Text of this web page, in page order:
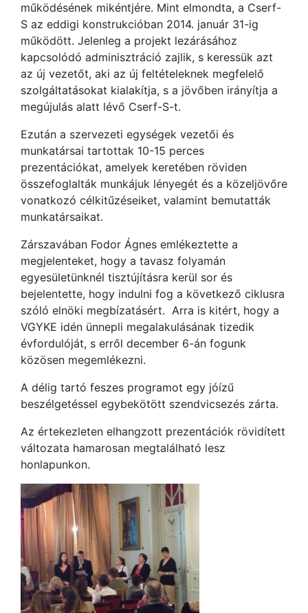
működésének mikéntjére. Mint elmondta, a Cserf-
S az eddigi konstrukcióban 2014. január 31-ig
működött. Jelenleg a projekt lezárásához
kapcsolódó adminisztráció zajlik, s keressük azt
az új vezetőt, aki az új feltételeknek megfelelő
szolgáltatásokat kialakítja, s a jövőben irányítja a
megújulás alatt lévő Cserf-S-t.
Ezután a szervezeti egységek vezetői és
munkatársai tartottak 10-15 perces
prezentációkat, amelyek keretében röviden
összefoglalták munkájuk lényegét és a közeljövőre
vonatkozó célkitűzéseiket, valamint bemutatták
munkatársaikat.
Zárszavában Fodor Ágnes emlékeztette a
megjelenteket, hogy a tavasz folyamán
egyesületünknél tisztújításra kerül sor és
bejelentette, hogy indulni fog a következő ciklusra
szóló elnöki megbízatásért. Arra is kitért, hogy a
VGYKE idén ünnepli megalakulásának tizedik
évfordulóját, s erről december 6-án fogunk
közösen megemlékezni.
A délig tartó feszes programot egy jóízű
beszélgetéssel egybekötött szendvicsezés zárta.
Az értekezleten elhangzott prezentációk rövidített
változata hamarosan megtalálható lesz
honlapunkon.